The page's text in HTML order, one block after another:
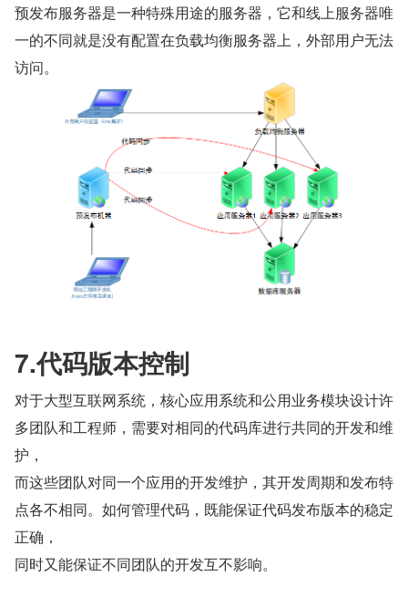
预发布服务器是一种特殊用途的服务器，它和线上服务器唯
一的不同就是没有配置在负载均衡服务器上，外部用户无法
访问。
7.代码版本控制
对于大型互联网系统，核心应用系统和公用业务模块设计许
多团队和工程师，需要对相同的代码库进行共同的开发和维
护，
而这些团队对同一个应用的开发维护，其开发周期和发布特
点各不相同。如何管理代码，既能保证代码发布版本的稳定
正确，
同时又能保证不同团队的开发互不影响。